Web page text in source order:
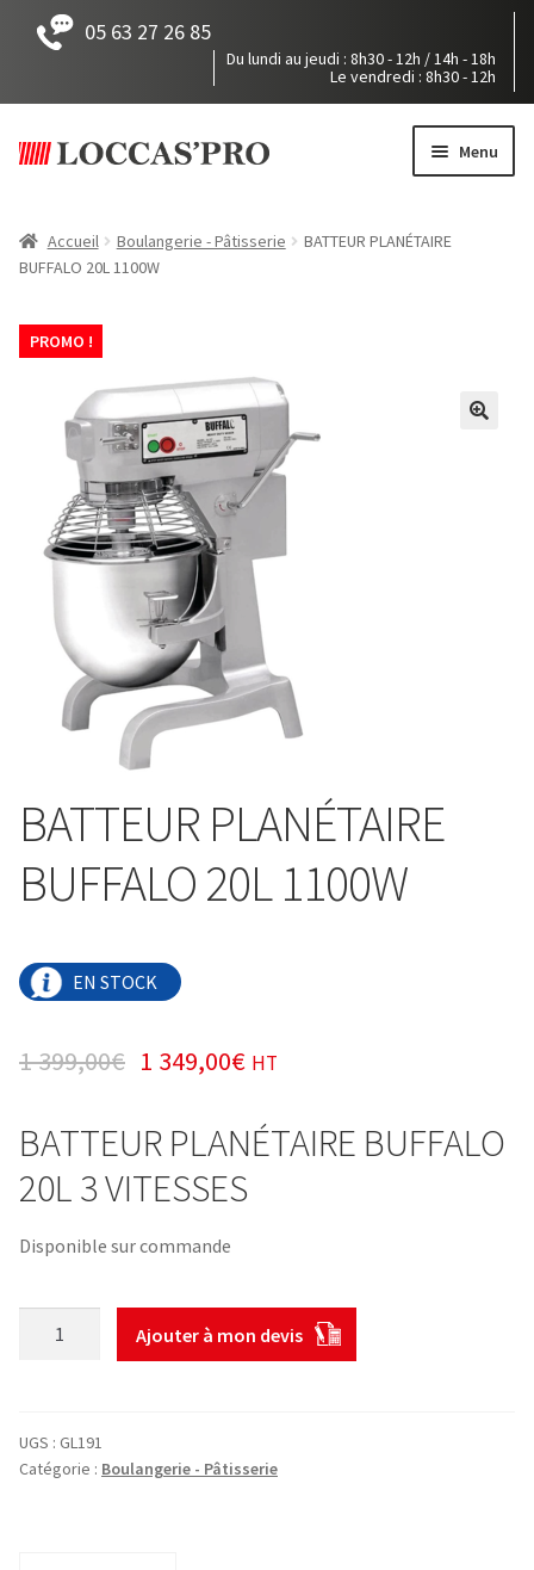
05 63 27 26 85
Du lundi au jeudi : 8h30 - 12h / 14h - 18h
Le vendredi : 8h30 - 12h
à
au
Menu
Tous nos produits
Mon devis
Pièces détachées
Notre société
Accès / Contact
Accueil Boulangerie - Pâtisserie
BATTEUR PLANÉTAIRE
BUFFALO 20L 1100W
PROMO !
BATTEUR PLANÉTAIRE
BUFFALO 20L 1100W
EN STOCK
1 399,00€ 1 349,00€ HT
BATTEUR PLANÉTAIRE BUFFALO
20L 3 VITESSES
Disponible sur commande
BUFFALO
20L
Ajouter à mon devis
UGS : GL191
Catégorie : Boulangerie - Pâtisserie